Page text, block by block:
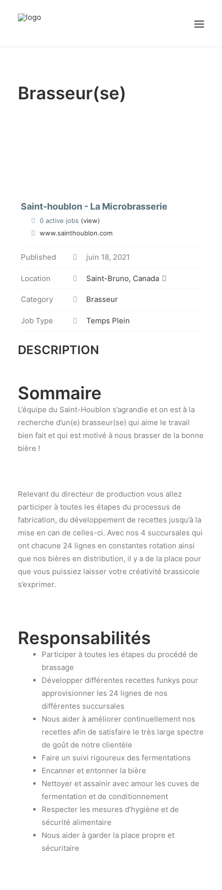
Emplois
Portail Candidat
Brasseur(se)
Saint-houblon - La Microbrasserie
0 active jobs (view)
www.sainthoublon.com
Published juin 18, 2021
Location Saint-Bruno, Canada
Category Brasseur
Job Type Temps Plein
DESCRIPTION
Sommaire
L’équipe du Saint-Houblon s’agrandie et on est à la
recherche d’un(e) brasseur(se) qui aime le travail
bien fait et qui est motivé à nous brasser de la bonne
bière !
Relevant du directeur de production vous allez
participer à toutes les étapes du processus de
fabrication, du développement de recettes jusqu’à la
mise en can de celles-ci. Avec nos 4 succursales qui
ont chacune 24 lignes en constantes rotation ainsi
que nos bières en distribution, il y a de la place pour
que vous puissiez laisser votre créativité brassicole
s’exprimer.
Responsabilités
Participer à toutes les étapes du procédé de
brassage
Développer différentes recettes funkys pour
approvisionner les 24 lignes de nos
différentes succursales
Nous aider à améliorer continuellement nos
recettes afin de satisfaire le très large spectre
de goût de notre clientèle
Faire un suivi rigoureux des fermentations
Encanner et entonner la bière
Nettoyer et assainir avec amour les cuves de
fermentation et de conditionnement
Respecter les mesures d’hygiène et de
sécurité alimentaire
Nous aider à garder la place propre et
sécuritaire